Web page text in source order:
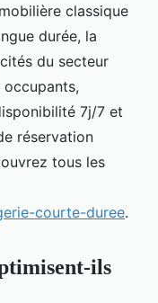
classique
durée, la
du secteur
7j/7 et
réservation
tous les
courte-duree.
ils